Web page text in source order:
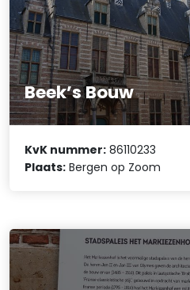
Beek’s Bouw
KvK nummer: 86110233
Plaats: Bergen op Zoom